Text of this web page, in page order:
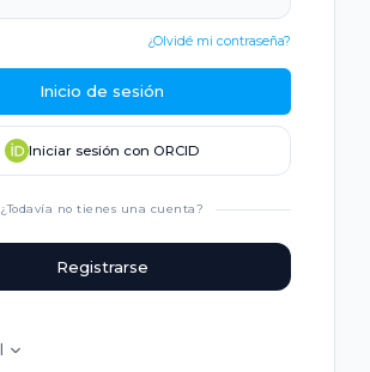
¿Olvidé mi contraseña?
Inicio de sesión
Iniciar sesión con ORCID
¿Todavía no tienes una cuenta?
Registrarse